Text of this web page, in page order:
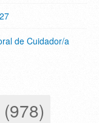
de Cuidador/a